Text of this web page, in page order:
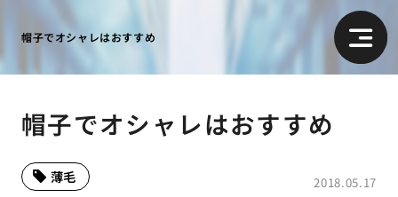
帽子でオシャレはおすすめ
帽子でオシャレはおすすめ
2018.05.17
薄毛